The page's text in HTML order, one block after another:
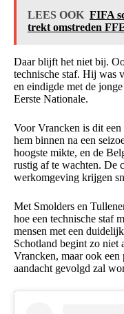
LEES OOK FIFA
trekt omstreden
Daar blijft het niet bij.
technische staf. Hij was
en eindigde met de
Eerste Nationale.
Voor Vrancken is dit een
hem binnen na een
hoogste mikte, en de
rustig af te wachten. De
werkomgeving krijgen
Met Smolders en
hoe een technische staf
mensen met een
Schotland begint zo niet
Vrancken, maar ook
aandacht gevolgd zal